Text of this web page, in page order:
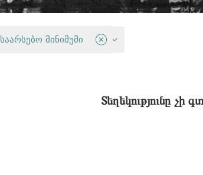
Քննադատական քաղաքականություն
საარსებო მინიმუმი
Տեղեկությունը չի